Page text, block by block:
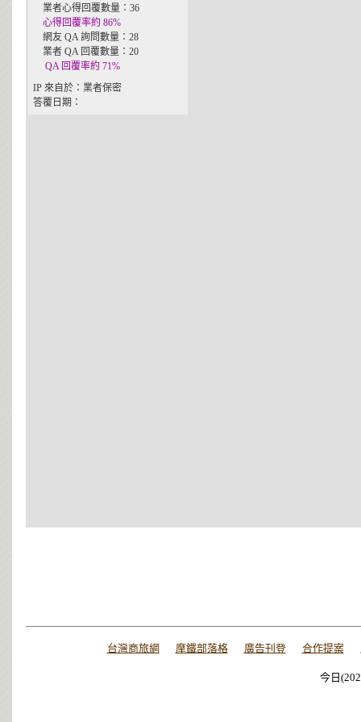
業者心得回覆數量：36
心得回覆率約 86%
網友 QA 詢問數量：28
業者 QA 回覆數量：20
QA 回覆率約 71%
IP 來自於：業者保密
答覆日期：
台灣商旅網 摩鐵部落格 廣告刊登 合作提案
今日